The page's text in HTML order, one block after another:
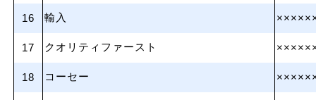
16 輸入
17 クオリティファースト
18 コーセー